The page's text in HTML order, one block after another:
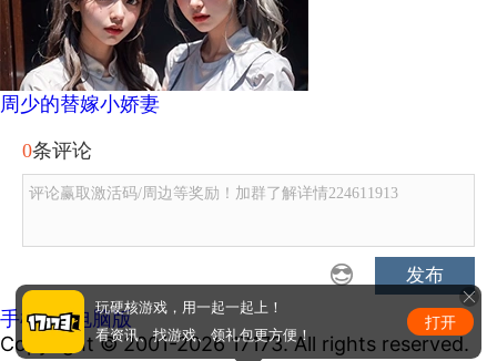
周少的替嫁小娇妻
0条评论
评论赢取激活码/周边等奖励！加群了解详情224611913
发布
手机版|电脑版
Copyright © 2001-2026 17173. All rights reserved.
玩硬核游戏，用一起一起上！
看资讯、找游戏、领礼包更方便！
打开